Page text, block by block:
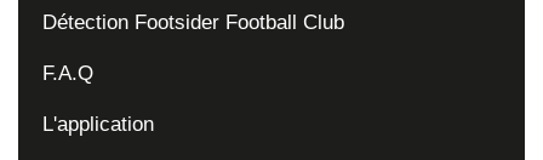
Détection Footsider Football Club
F.A.Q
L'application